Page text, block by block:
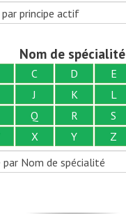
par principe actif
Nom de spécialité
C D E
J K L
Q R S
X Y Z
par Nom de spécialité